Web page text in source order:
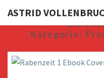
ASTRID
Kategorie: